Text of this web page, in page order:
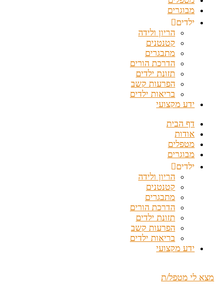
מבוגרים
ילדים
הריון ולידה
קטנטנים
מתבגרים
הדרכת הורים
תזונת ילדים
הפרעות קשב
בריאות ילדים
ידע מקצועי
דף הבית
אודות
מטפלים
מבוגרים
ילדים
הריון ולידה
קטנטנים
מתבגרים
הדרכת הורים
תזונת ילדים
הפרעות קשב
בריאות ילדים
ידע מקצועי
מצא לי מטפל/ת